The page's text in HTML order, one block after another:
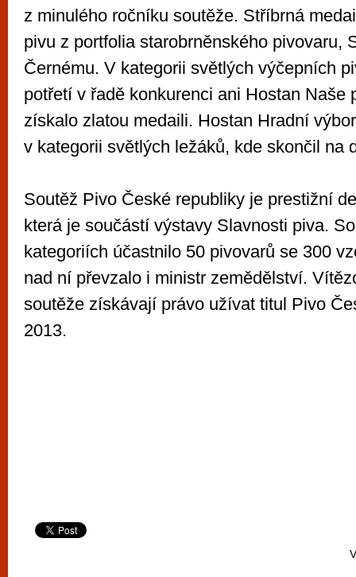
z minulého ročníku soutěže. Stříbrná
pivu z portfolia starobrněnského pivovaru,
Černému. V kategorii světlých výčepních
potřetí v řadě konkurenci ani Hostan Naše
získalo zlatou medaili. Hostan Hradní
v kategorii světlých ležáků, kde skončil na
Soutěž Pivo České republiky je prestižní
která je součástí výstavy Slavnosti piva.
kategoriích účastnilo 50 pivovarů se 300
nad ní převzalo i ministr zemědělství.
soutěže získávají právo užívat titul Pivo
2013.